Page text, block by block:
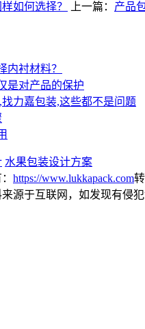
如何选择？ 上一篇： 产品
内衬材料？
是对产品的保护
力嘉包装,这些都不是问题
水果包装设计方案
https://www.lukkapack.com
源于互联网，如发现有侵